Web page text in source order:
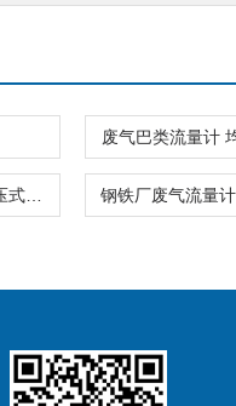
废气巴类流量计